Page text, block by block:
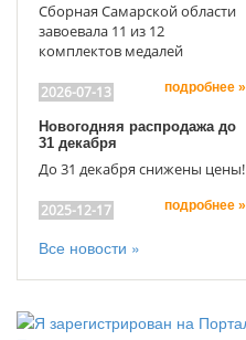
Сборная Самарской области
завоевала 11 из 12
комплектов медалей
2026-07-13 подробнее »
Новогодняя распродажа до
31 декабря
До 31 декабря снижены цены!
2025-12-17 подробнее »
Все новости »